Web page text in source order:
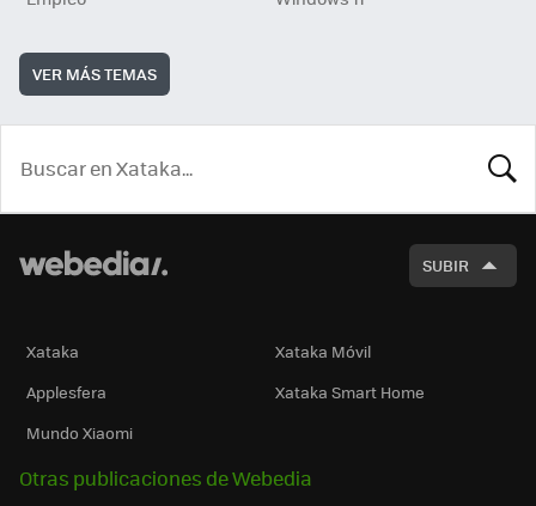
VER MÁS TEMAS
SUBIR
Xataka
Xataka Móvil
Applesfera
Xataka Smart Home
Mundo Xiaomi
Otras publicaciones de Webedia